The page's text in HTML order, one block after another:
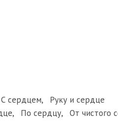
С сердцем, Руку и сердце
, По сердцу, От чистого